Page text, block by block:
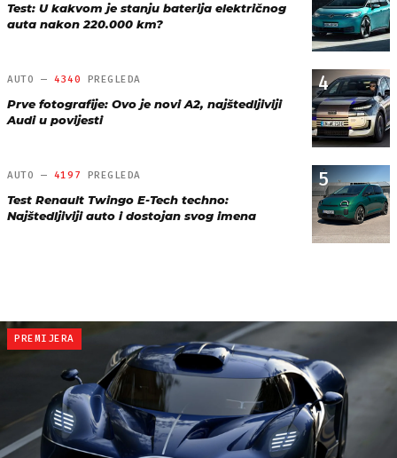
Test: U kakvom je stanju baterija električnog
auta nakon 220.000 km?
4
AUTO — 4340 PREGLEDA
Prve fotografije: Ovo je novi A2, najštedljiviji
Audi u povijesti
5
AUTO — 4197 PREGLEDA
Test Renault Twingo E-Tech techno:
Najštedljiviji auto i dostojan svog imena
PREMIJERA